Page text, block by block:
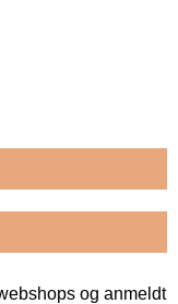
og anmeldt